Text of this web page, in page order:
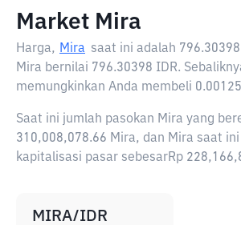
Market Mira
Harga, Mira saat ini adalah
Mira bernilai 796.30398 IDR.
memungkinkan Anda membeli
Saat ini jumlah pasokan Mira yang
310,008,078.66 Mira, dan Mira saat
kapitalisasi pasar sebesarRp
MIRA/IDR